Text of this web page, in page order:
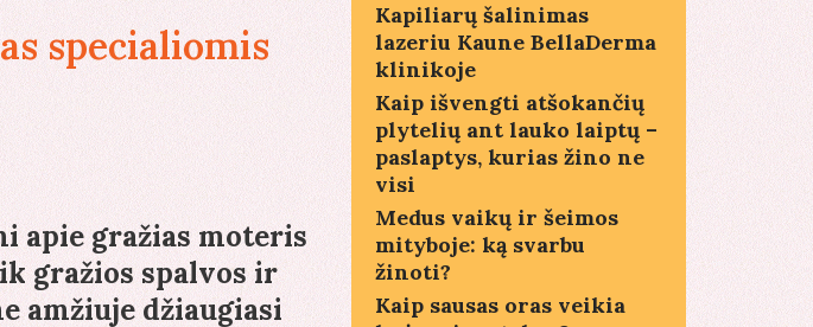
specialiomis
apie gražias moteris
gražios spalvos ir
amžiuje džiaugiasi
Kapiliarų šalinimas
lazeriu Kaune BellaDerma
klinikoje
Kaip išvengti atšokančių
plytelių ant lauko laiptų –
paslaptys, kurias žino ne
visi
Medus vaikų ir šeimos
mityboje: ką svarbu
žinoti?
Kaip sausas oras veikia